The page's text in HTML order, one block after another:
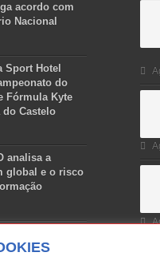
acordo com
Nacional
Sport Hotel
do
Fórmula Kyte
do Castelo
analisa a
global e o risco